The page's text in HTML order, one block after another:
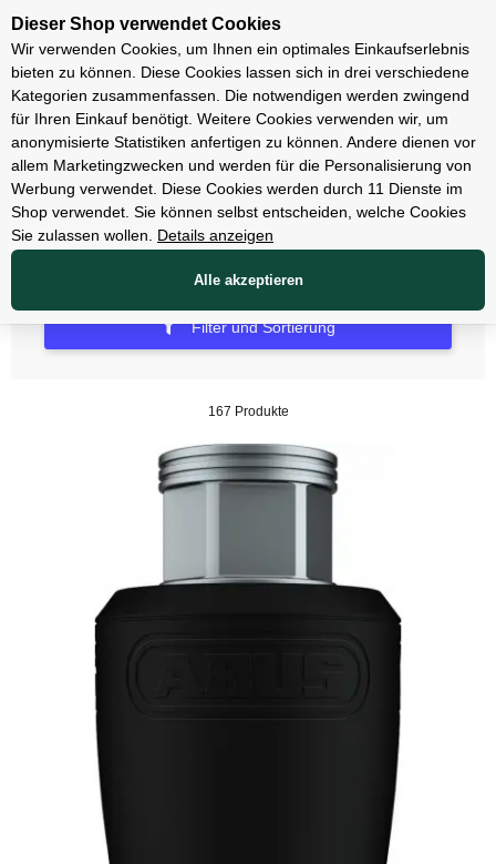
Unsere Filialen
Zubehör
Schlösser
Filter und Sortierung
167 Produkte
Dieser Shop verwendet Cookies
Wir verwenden Cookies, um Ihnen ein optimales Einkaufserlebnis
bieten zu können. Diese Cookies lassen sich in drei verschiedene
Kategorien zusammenfassen. Die notwendigen werden zwingend
für Ihren Einkauf benötigt. Weitere Cookies verwenden wir, um
anonymisierte Statistiken anfertigen zu können. Andere dienen vor
allem Marketingzwecken und werden für die Personalisierung von
Werbung verwendet. Diese Cookies werden durch 11 Dienste im
Shop verwendet. Sie können selbst entscheiden, welche Cookies
Sie zulassen wollen.
Details anzeigen
Alle akzeptieren